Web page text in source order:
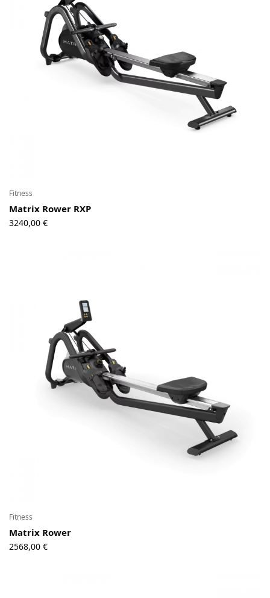
Fitness
Matrix Rower RXP
3240,00 €
Fitness
Matrix Rower
2568,00 €
Copyright © 2024 Luxury Fit. All rights reserved.